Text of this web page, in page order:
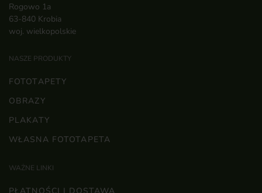
Rogowo 1a
63-840 Krobia
woj. wielkopolskie
NASZE PRODUKTY
FOTOTAPETY
OBRAZY
PLAKATY
WŁASNA FOTOTAPETA
WAŻNE LINKI